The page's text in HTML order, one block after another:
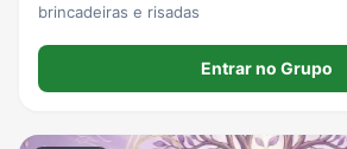
brincadeiras e risadas
Entrar no Grupo